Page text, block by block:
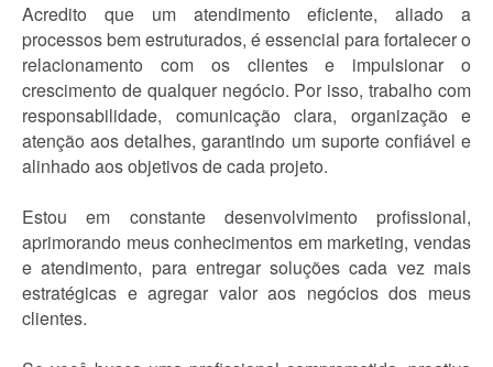
Acredito que um atendimento eficiente, aliado a
processos bem estruturados, é essencial para fortalecer o
relacionamento com os clientes e impulsionar o
crescimento de qualquer negócio. Por isso, trabalho com
responsabilidade, comunicação clara, organização e
atenção aos detalhes, garantindo um suporte confiável e
alinhado aos objetivos de cada projeto.
Estou em constante desenvolvimento profissional,
aprimorando meus conhecimentos em marketing, vendas
e atendimento, para entregar soluções cada vez mais
estratégicas e agregar valor aos negócios dos meus
clientes.